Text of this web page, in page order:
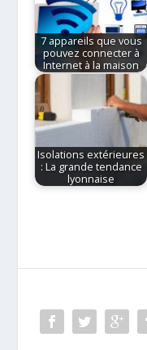
7 appareils que vous
pouvez connecter à
Internet à la maison
Isolations extérieures
: La grande tendance
lyonnaise